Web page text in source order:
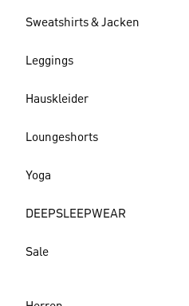
Sweatshirts & Jacken
Leggings
Hauskleider
Loungeshorts
Yoga
DEEPSLEEPWEAR
Sale